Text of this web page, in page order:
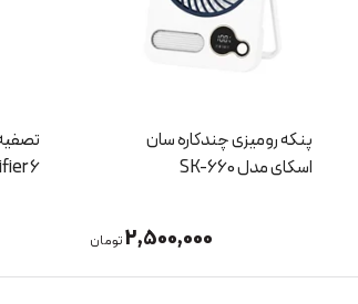
پنکه رومیزی چندکاره سان
اسکای مدل SK-660
2,500,000تومان
6